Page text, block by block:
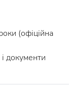
(офіційна
документи